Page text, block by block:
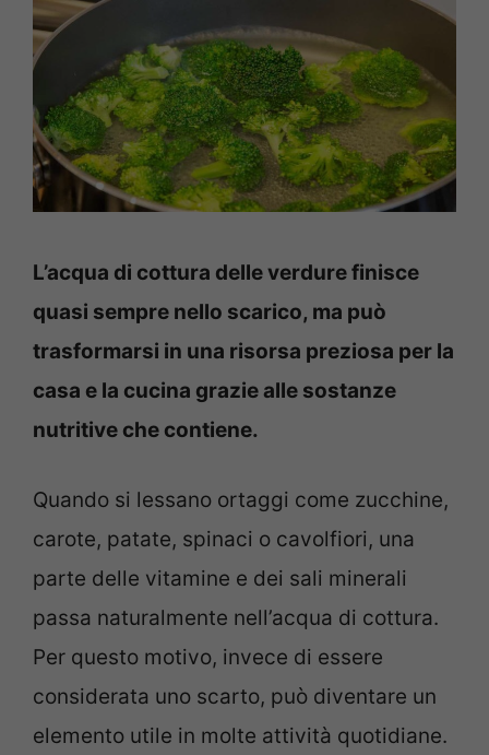
L’acqua di cottura delle verdure finisce
quasi sempre nello scarico, ma può
trasformarsi in una risorsa preziosa per la
casa e la cucina grazie alle sostanze
nutritive che contiene.
Quando si lessano ortaggi come zucchine,
carote, patate, spinaci o cavolfiori, una
parte delle vitamine e dei sali minerali
passa naturalmente nell’acqua di cottura.
Per questo motivo, invece di essere
considerata uno scarto, può diventare un
elemento utile in molte attività quotidiane.